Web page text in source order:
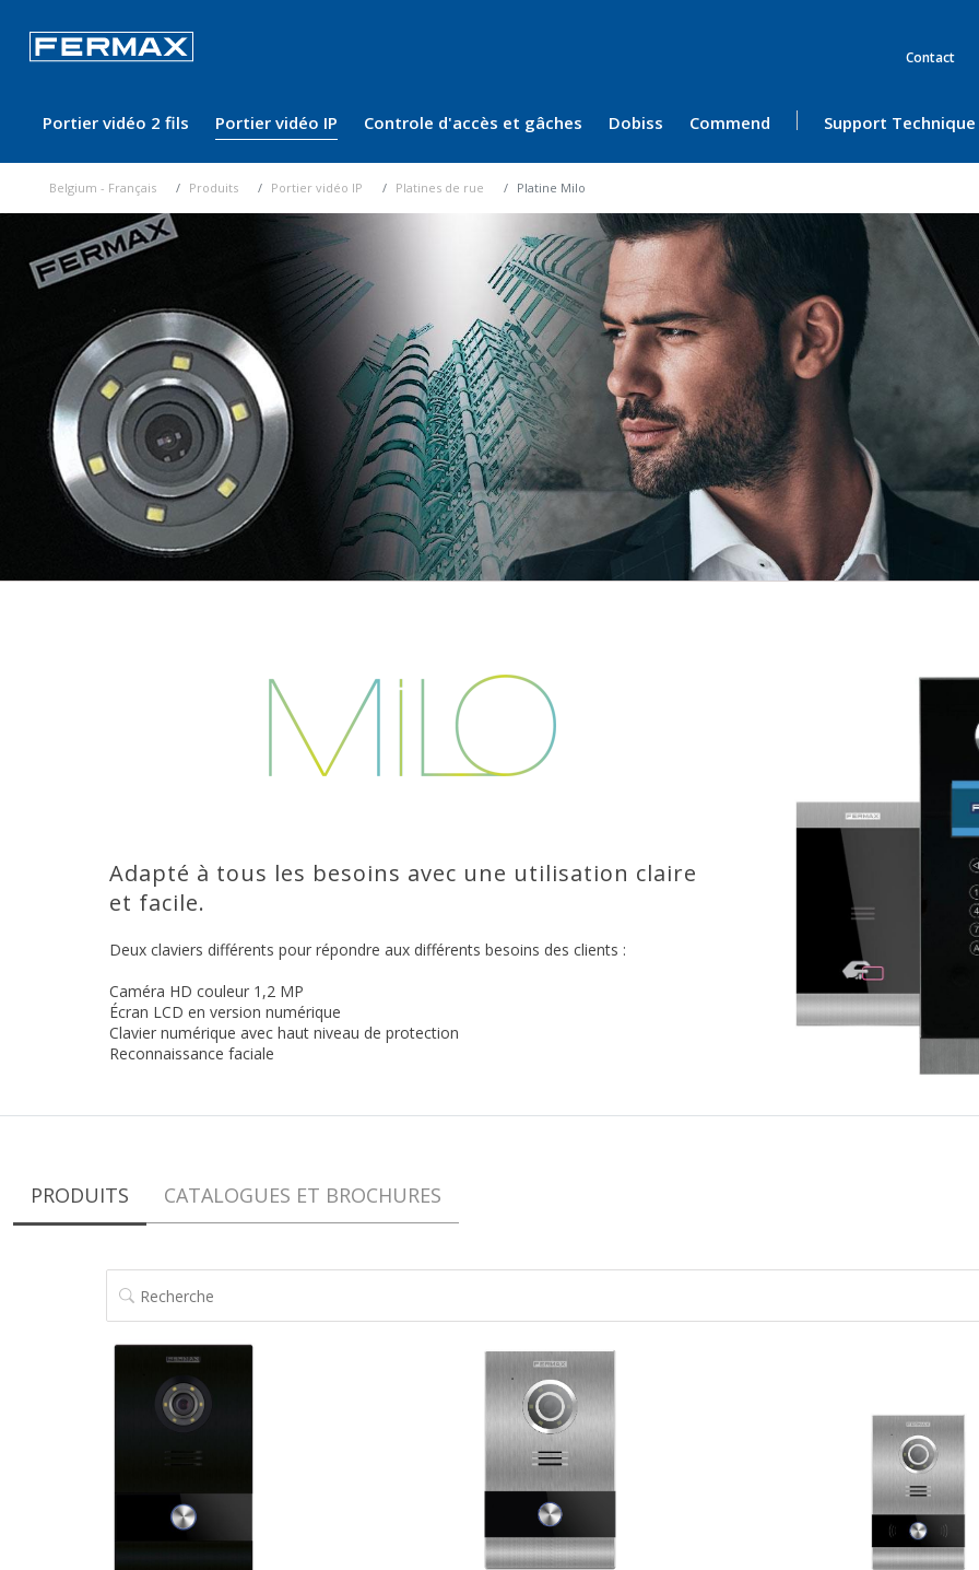
Contact
Portier vidéo 2 fils Portier vidéo IP Controle d'accès et gâches Dobiss Commend Support Technique
Belgium - Français Produits Portier vidéo IP Platines de rue Platine Milo
Adapté à tous les besoins avec une utilisation claire
et facile.
Deux claviers différents pour répondre aux différents besoins des clients :
Caméra HD couleur 1,2 MP
Écran LCD en version numérique
Clavier numérique avec haut niveau de protection
Reconnaissance faciale
PRODUITS CATALOGUES ET BROCHURES
RECHERCHE